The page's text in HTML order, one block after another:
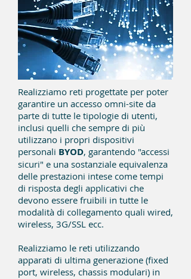
Realizziamo reti progettate per poter
garantire un accesso omni-site da
parte di tutte le tipologie di utenti,
inclusi quelli che sempre di più
utilizzano i propri dispositivi
personali BYOD, garantendo "accessi
sicuri" e una sostanziale equivalenza
delle prestazioni intese come tempi
di risposta degli applicativi che
devono essere fruibili in tutte le
modalità di collegamento quali wired,
wireless, 3G/SSL ecc.
Realizziamo le reti utilizzando
apparati di ultima generazione (fixed
port, wireless, chassis modulari) in